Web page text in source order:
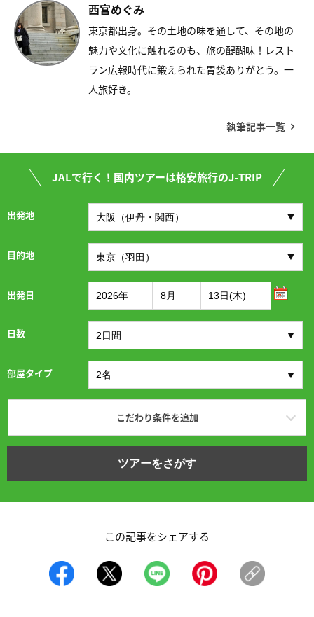
西宮めぐみ
東京都出身。その土地の味を通して、その地の
魅力や文化に触れるのも、旅の醍醐味！レスト
ラン広報時代に鍛えられた胃袋ありがとう。一
人旅好き。
執筆記事一覧
JALで行く！国内ツアーは格安旅行のJ-TRIP
出発地
目的地
出発日
日数
部屋タイプ
こだわり条件を追加
ツアーをさがす
この記事をシェアする